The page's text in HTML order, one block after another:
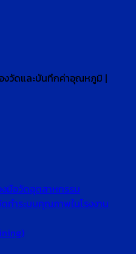
มือวัดอุตสาหกรรม
ทำระบบคุณภาพในโรงงาน
งวัดและบันทึกค่าอุณหภูมิ |